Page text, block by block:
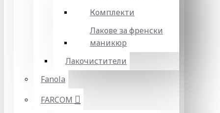
Комплекти
Лакове за френски
маникюр
Лакочистители
Fanola
FARCOM